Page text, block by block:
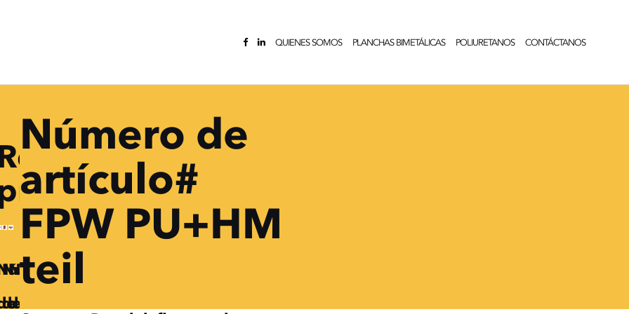
QUIENES SOMOS PLANCHAS BIMETÁLICAS POLIURETANOS CONTÁCTANOS
Número de
artículo#
FPW PU+HM
teil
Número
de
Número
de